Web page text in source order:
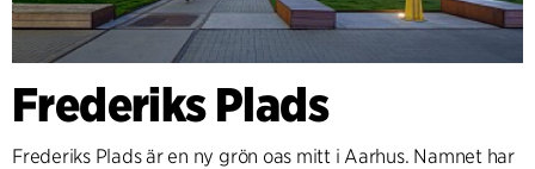
Frederiks Plads
Frederiks Plads är en ny grön oas mitt i Aarhus. Namnet har